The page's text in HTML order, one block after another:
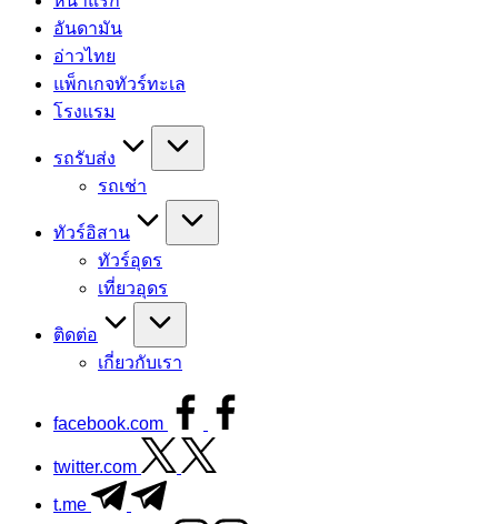
อันดามัน
อ่าวไทย
แพ็กเกจทัวร์ทะเล
โรงแรม
รถรับส่ง
รถเช่า
ทัวร์อิสาน
ทัวร์อุดร
เที่ยวอุดร
ติดต่อ
เกี่ยวกับเรา
facebook.com
twitter.com
t.me